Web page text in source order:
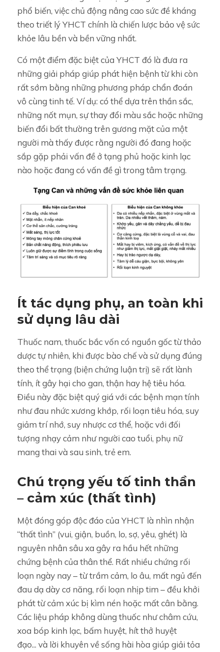
phổ biến, việc chủ động nâng cao sức đề kháng
theo triết lý YHCT chính là chiến lược bảo vệ sức
khỏe lâu bền và bền vững nhất.
Có một điểm đặc biệt của YHCT đó là đưa ra
những giải pháp giúp phát hiện bệnh từ khi còn
rất sớm bằng những phương pháp chẩn đoán
vô cùng tinh tế. Ví dụ: có thể dựa trên thần sắc,
những nốt mụn, sự thay đổi màu sắc hoặc những
biến đổi bất thường trên gương mặt của một
người mà thấy được rằng người đó đang hoặc
sắp gặp phải vấn đề ở tạng phủ hoặc kinh lạc
nào hoặc đang có vấn đề gì trong tâm trạng.
Ít tác dụng phụ, an toàn khi
sử dụng lâu dài
Thuốc nam, thuốc bắc vốn có nguồn gốc từ thảo
dược tự nhiên, khi được bào chế và sử dụng đúng
theo thể trạng (biện chứng luận trị) sẽ rất lành
tính, ít gây hại cho gan, thận hay hệ tiêu hóa.
Điều này đặc biệt quý giá với các bệnh mạn tính
như đau nhức xương khớp, rối loạn tiêu hóa, suy
giảm trí nhớ, suy nhược cơ thể, hoặc với đối
tượng nhạy cảm như người cao tuổi, phụ nữ
mang thai và sau sinh, trẻ em.
Chú trọng yếu tố tinh thần
– cảm xúc (thất tình)
Một đóng góp độc đáo của YHCT là nhìn nhận
“thất tình” (vui, giận, buồn, lo, sợ, yêu, ghét) là
nguyên nhân sâu xa gây ra hầu hết những
chứng bệnh của thân thể. Rất nhiều chứng rối
loạn ngày nay – từ trầm cảm, lo âu, mất ngủ đến
đau dạ dày cơ năng, rối loạn nhịp tim – đều khởi
phát từ cảm xúc bị kìm nén hoặc mất cân bằng.
Các liệu pháp không dùng thuốc như châm cứu,
xoa bóp kinh lạc, bấm huyệt, hít thở huyệt
đạo... và lời khuyên về sống hài hòa giúp giải tỏa